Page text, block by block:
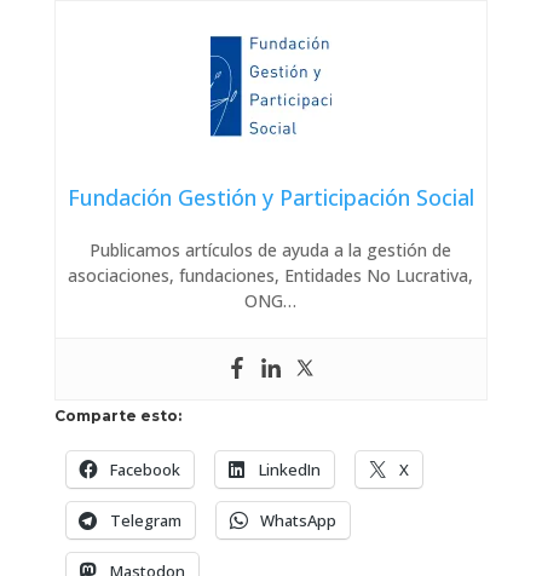
Fundación Gestión y Participación Social
Publicamos artículos de ayuda a la gestión de
asociaciones, fundaciones, Entidades No Lucrativa,
ONG…
Comparte esto:
Facebook LinkedIn X
Telegram WhatsApp
Mastodon